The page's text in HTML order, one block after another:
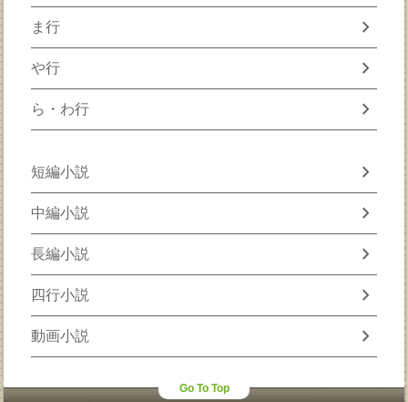
ま行 chevron_right
や行 chevron_right
ら・わ行 chevron_right
短編小説 chevron_right
中編小説 chevron_right
長編小説 chevron_right
四行小説 chevron_right
動画小説 chevron_right
Go To Top